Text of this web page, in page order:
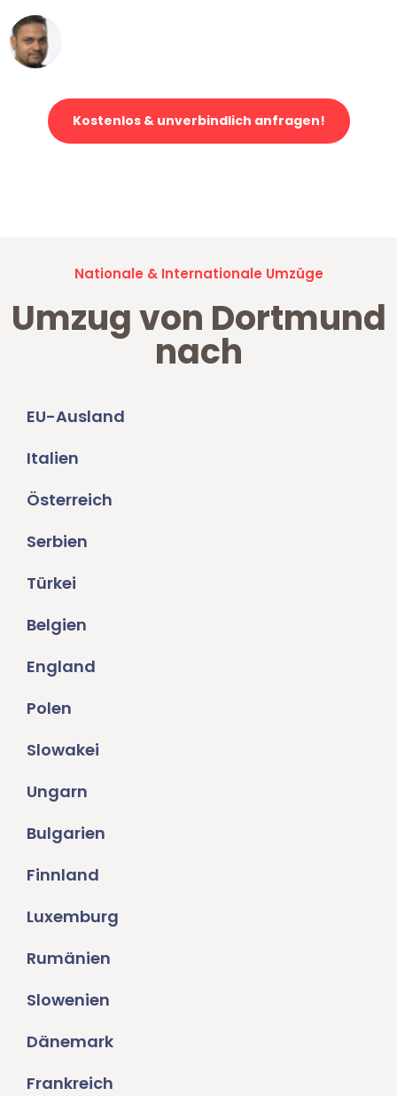
Kostenlos & unverbindlich anfragen!
Nationale & Internationale Umzüge
Umzug von Dortmund
nach
EU-Ausland
Italien
Österreich
Serbien
Türkei
Belgien
England
Polen
Slowakei
Ungarn
Bulgarien
Finnland
Luxemburg
Rumänien
Slowenien
Dänemark
Frankreich